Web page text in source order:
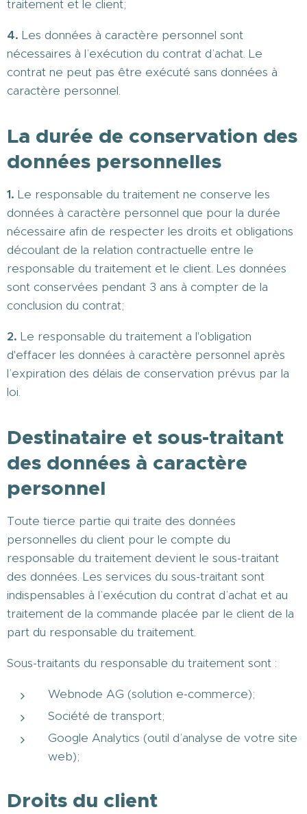
traitement et le client;
4. Les données à caractère personnel sont
nécessaires à l’exécution du contrat d’achat. Le
contrat ne peut pas être exécuté sans données à
caractère personnel.
La durée de conservation des
données personnelles
1. Le responsable du traitement ne conserve les
données à caractère personnel que pour la durée
nécessaire afin de respecter les droits et obligations
découlant de la relation contractuelle entre le
responsable du traitement et le client. Les données
sont conservées pendant 3 ans à compter de la
conclusion du contrat;
2. Le responsable du traitement a l'obligation
d'effacer les données à caractère personnel après
l’expiration des délais de conservation prévus par la
loi.
Destinataire et sous-traitant
des données à caractère
personnel
Toute tierce partie qui traite des données
personnelles du client pour le compte du
responsable du traitement devient le sous-traitant
des données. Les services du sous-traitant sont
indispensables à l’exécution du contrat d’achat et au
traitement de la commande placée par le client de la
part du responsable du traitement.
Sous-traitants du responsable du traitement sont :
Webnode AG (solution e-commerce);
Société de transport;
Google Analytics (outil d’analyse de votre site
web);
Droits du client